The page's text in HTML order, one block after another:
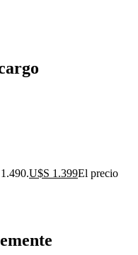
U$S 1.399El precio